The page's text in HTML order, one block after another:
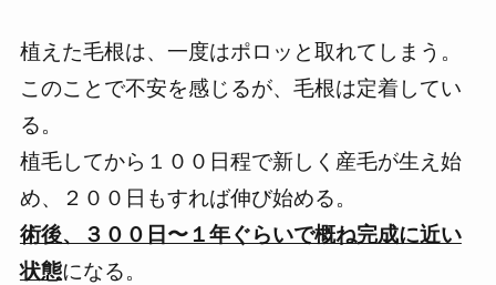
植えた毛根は、一度はポロッと取れてしまう。
このことで不安を感じるが、毛根は定着してい
る。
植毛してから１００日程で新しく産毛が生え始
め、２００日もすれば伸び始める。
術後、３００日〜１年ぐらいで概ね完成に近い
状態になる。